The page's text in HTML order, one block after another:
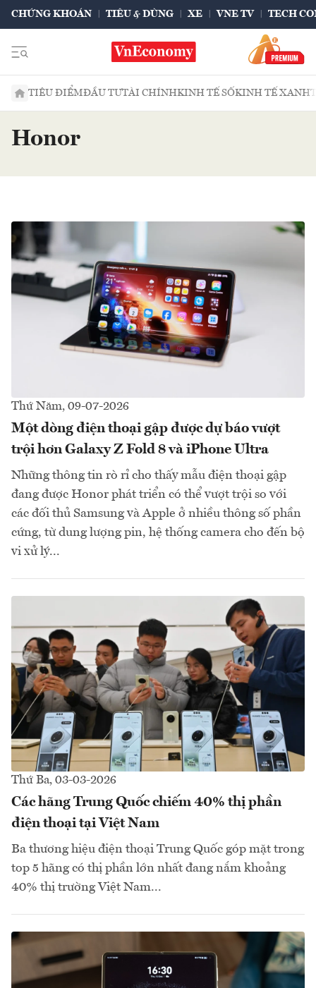
CHỨNG KHOÁN TIÊU & DÙNG XE VNE TV TECH
TIÊU ĐIỂMĐẦU TƯTÀI CHÍNHKINH TẾ SỐKINH TẾ XANH
Honor
Thứ Năm, 09-07-2026
Một dòng điện thoại gập được dự báo vượt
trội hơn Galaxy Z Fold 8 và iPhone Ultra
Những thông tin rò rỉ cho thấy mẫu điện thoại gập
đang được Honor phát triển có thể vượt trội so với
các đối thủ Samsung và Apple ở nhiều thông số phần
cứng, từ dung lượng pin, hệ thống camera cho đến bộ
vi xử lý...
Thứ Ba, 03-03-2026
Các hãng Trung Quốc chiếm 40% thị phần
điện thoại tại Việt Nam
Ba thương hiệu điện thoại Trung Quốc góp mặt trong
top 5 hãng có thị phần lớn nhất đang nắm khoảng
40% thị trường Việt Nam...